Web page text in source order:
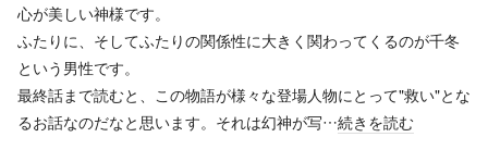
心が美しい神様です。
ふたりに、そしてふたりの関係性に大きく関わってくるのが千冬
という男性です。
最終話まで読むと、この物語が様々な登場人物にとって"救い"とな
るお話なのだなと思います。それは幻神が写…続きを読む